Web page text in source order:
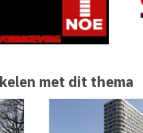
met dit thema